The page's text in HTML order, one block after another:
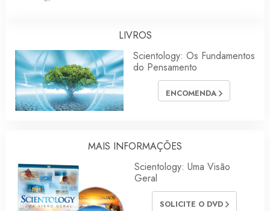
LIVROS
Scientology: Os Fundamentos
do Pensamento
ENCOMENDA
MAIS INFORMAÇÕES
Scientology: Uma Visão
Geral
SOLICITE O DVD